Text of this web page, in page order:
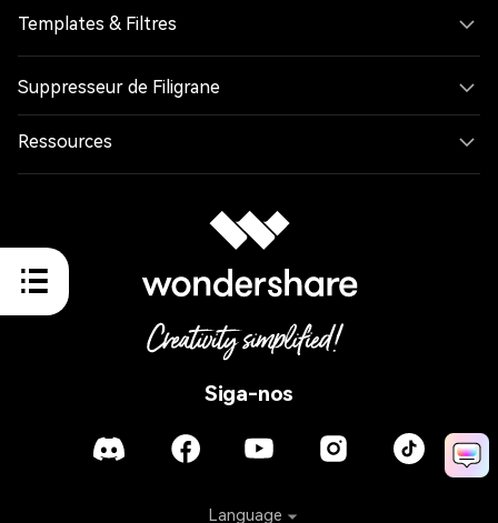
Siga-nos
Templates & Filtres
Suppresseur de Filigrane
Ressources
Language